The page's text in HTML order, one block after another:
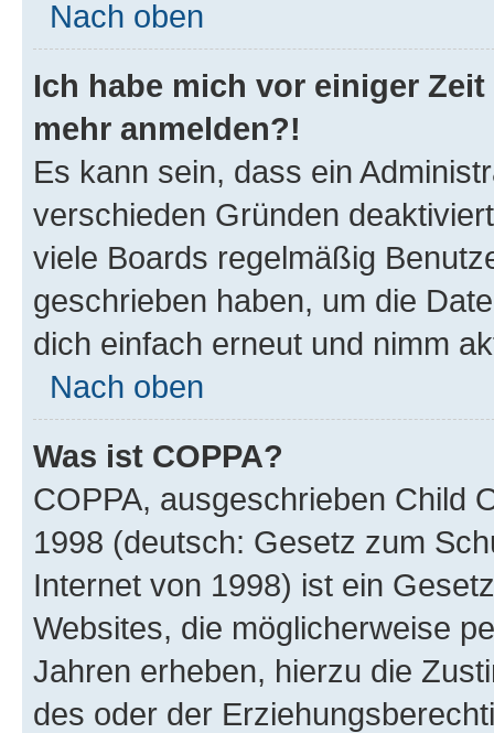
Nach oben
Ich habe mich vor einiger
mehr anmelden?!
Es kann sein, dass ein
verschieden Gründen
viele Boards regelmäßig
geschrieben haben, um die
dich einfach erneut und nimm
Nach oben
Was ist COPPA?
COPPA, ausgeschrieben Child
1998 (deutsch: Gesetz zum
Internet von 1998) ist ein
Websites, die möglicherweise
Jahren erheben, hierzu die
des oder der